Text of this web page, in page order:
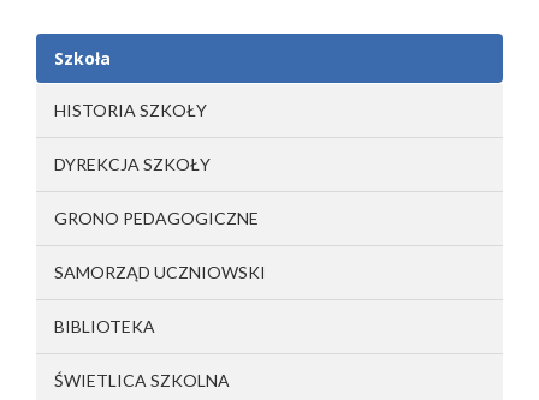
Szkoła
HISTORIA SZKOŁY
DYREKCJA SZKOŁY
GRONO PEDAGOGICZNE
SAMORZĄD UCZNIOWSKI
BIBLIOTEKA
ŚWIETLICA SZKOLNA